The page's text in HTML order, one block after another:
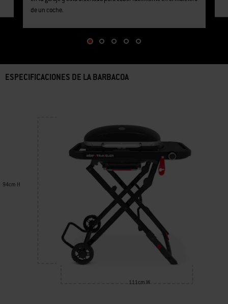
de un coche.
ESPECIFICACIONES DE LA BARBACOA
94cm H
111cm W